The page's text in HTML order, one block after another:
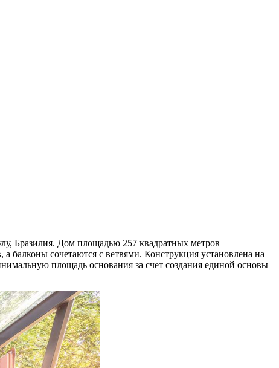
Бразилия. Дом площадью 257 квадратных метров
балконы сочетаются с ветвями. Конструкция установлена на
площадь основания за счет создания единой основы